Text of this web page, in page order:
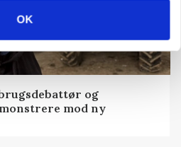
OK
og
mod ny